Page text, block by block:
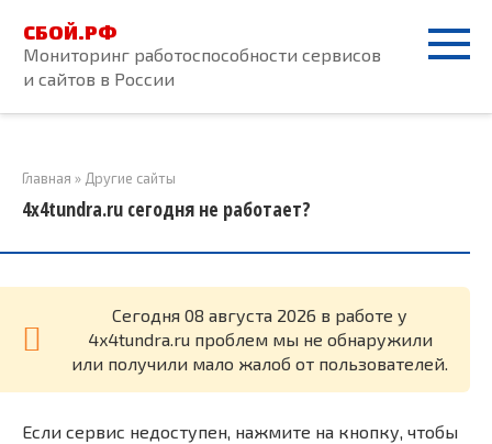
контенту
СБОЙ.РФ
Мониторинг работоспособности сервисов
и сайтов в России
Главная » Другие сайты
4x4tundra.ru сегодня не работает?
Cегодня 08 августа 2026 в работе у
4x4tundra.ru проблем мы не обнаружили
или получили мало жалоб от пользователей.
Если сервис недоступен, нажмите на кнопку, чтобы